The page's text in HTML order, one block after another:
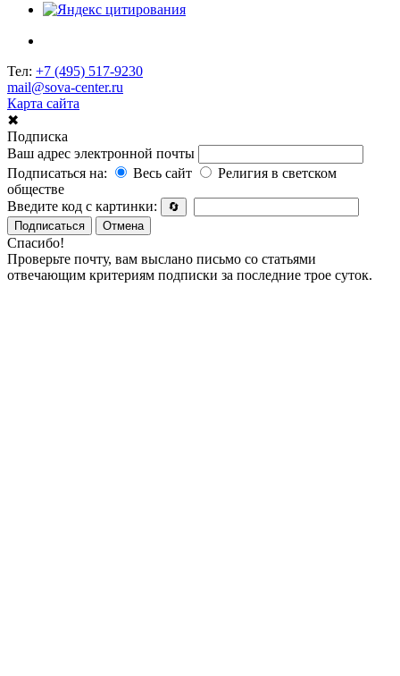
Тел: +7 (495) 517-9230
mail@sova-center.ru
Карта сайта
✖
Подписка
Ваш адрес электронной почты
Подписаться на:
Весь сайт
Религия в светском
обществе
Введите код с картинки:
🔄
Подписаться
Отмена
Спасибо!
Проверьте почту, вам выслано письмо со статьями
отвечающим критериям подписки за последние трое суток.